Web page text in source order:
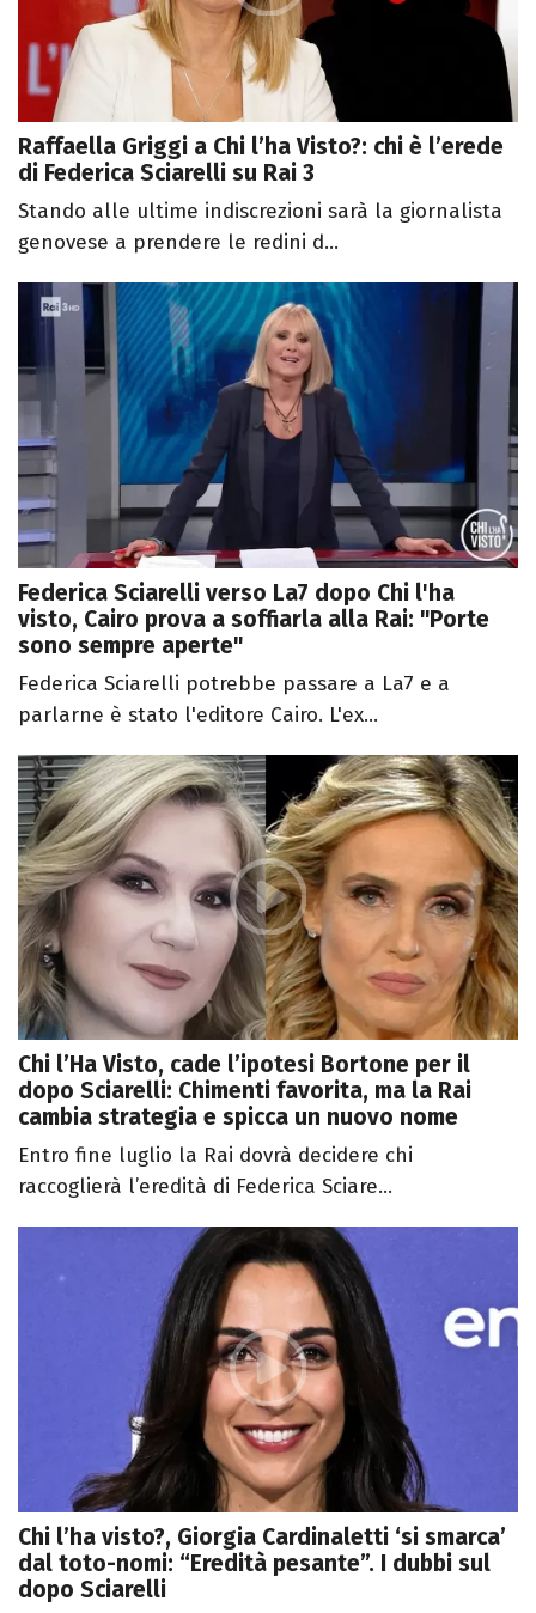
Raffaella Griggi a Chi l’ha Visto?: chi è l’erede
di Federica Sciarelli su Rai 3
Stando alle ultime indiscrezioni sarà la giornalista
genovese a prendere le redini d...
Federica Sciarelli verso La7 dopo Chi l'ha
visto, Cairo prova a soffiarla alla Rai: "Porte
sono sempre aperte"
Federica Sciarelli potrebbe passare a La7 e a
parlarne è stato l'editore Cairo. L'ex...
Chi l’Ha Visto, cade l’ipotesi Bortone per il
dopo Sciarelli: Chimenti favorita, ma la Rai
cambia strategia e spicca un nuovo nome
Entro fine luglio la Rai dovrà decidere chi
raccoglierà l’eredità di Federica Sciare...
Chi l’ha visto?, Giorgia Cardinaletti ‘si smarca’
dal toto-nomi: “Eredità pesante”. I dubbi sul
dopo Sciarelli